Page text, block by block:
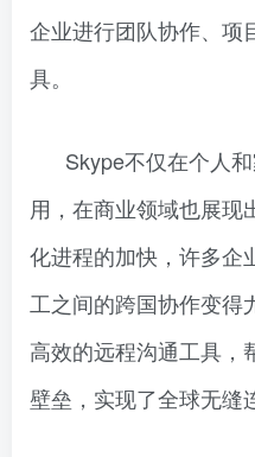
企业进行团队协作、项
具。
Skype不仅在个人
用，在商业领域也展现
化进程的加快，许多企
工之间的跨国协作变得
高效的远程沟通工具，
壁垒，实现了全球无缝